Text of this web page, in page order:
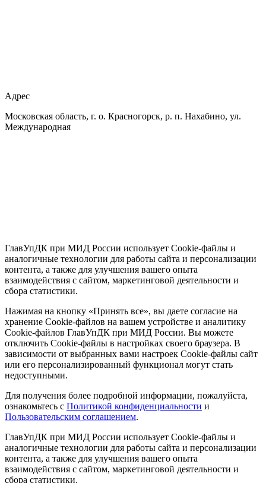
Адрес
Московская область, г. о. Красногорск, р. п. Нахабино, ул.
Международная
ГлавУпДК при МИД России использует Cookie-файлы и
аналогичные технологии для работы сайта и персонализации
контента, а также для улучшения вашего опыта
взаимодействия с сайтом, маркетинговой деятельности и
сбора статистики.
Нажимая на кнопку «Принять все», вы даете согласие на
хранение Cookie-файлов на вашем устройстве и аналитику
Cookie-файлов ГлавУпДК при МИД России. Вы можете
отключить Cookie-файлы в настройках своего браузера. В
зависимости от выбранных вами настроек Cookie-файлы сайт
или его персонализированный функционал могут стать
недоступными.
Для получения более подробной информации, пожалуйста,
ознакомьтесь с Политикой конфиденциальности и
Пользовательским соглашением.
ГлавУпДК при МИД России использует Cookie-файлы и
аналогичные технологии для работы сайта и персонализации
контента, а также для улучшения вашего опыта
взаимодействия с сайтом, маркетинговой деятельности и
сбора статистики.